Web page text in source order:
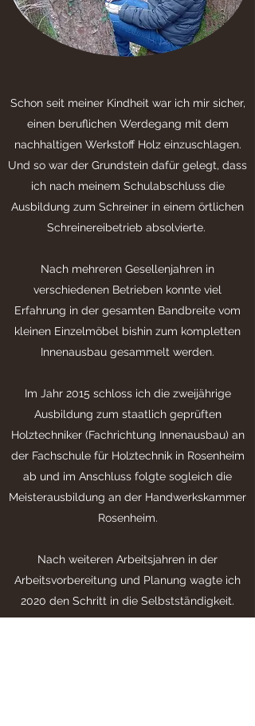
Schon seit meiner Kindheit war ich mir sicher,
einen beruflichen Werdegang mit dem
nachhaltigen Werkstoff Holz einzuschlagen.
Und so war der Grundstein dafür gelegt, dass
ich nach meinem Schulabschluss die
Ausbildung zum Schreiner in einem örtlichen
Schreinereibetrieb absolvierte.
Nach mehreren Gesellenjahren in
verschiedenen Betrieben konnte viel
Erfahrung in der gesamten Bandbreite vom
kleinen Einzelmöbel bishin zum kompletten
Innenausbau gesammelt werden.
Im Jahr 2015 schloss ich die zweijährige
Ausbildung zum staatlich geprüften
Holztechniker (Fachrichtung Innenausbau) an
der Fachschule für Holztechnik in Rosenheim
ab und im Anschluss folgte sogleich die
Meisterausbildung an der Handwerkskammer
Rosenheim.
Nach weiteren Arbeitsjahren in der
Arbeitsvorbereitung und Planung wagte ich
2020 den Schritt in die Selbstständigkeit.